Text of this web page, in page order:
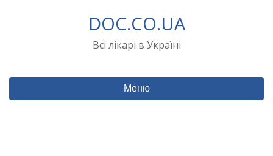
DOC.CO.UA
Всі лікарі в Україні
Меню